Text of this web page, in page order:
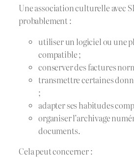
Une association culturelle avec
probablement :
utiliser un logiciel ou une
compatible ;
conserver des factures
transmettre certaines
;
adapter ses habitudes
organiser l’archivage
documents.
Cela peut concerner :